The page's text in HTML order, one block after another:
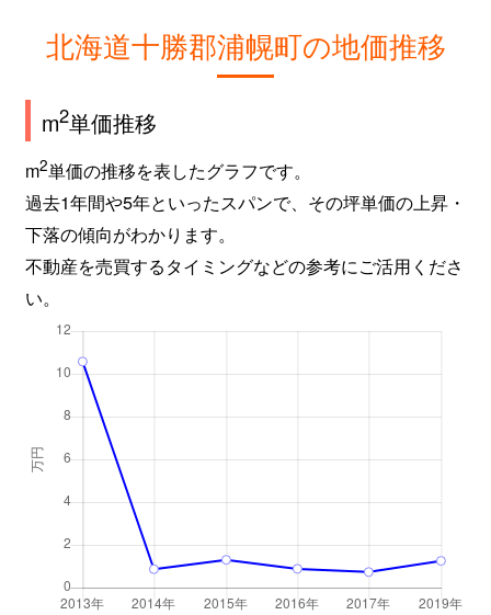
北海道十勝郡浦幌町の地価推移
m2単価推移
m2単価の推移を表したグラフです。
過去1年間や5年といったスパンで、その坪単価の上昇・
下落の傾向がわかります。
不動産を売買するタイミングなどの参考にご活用くださ
い。